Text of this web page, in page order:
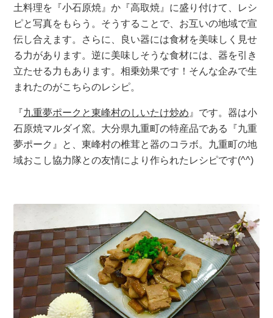
土料理を『小石原焼』か『高取焼』に盛り付けて、レシ
ピと写真をもらう。そうすることで、お互いの地域で宣
伝し合えます。さらに、良い器には食材を美味しく見せ
る力があります。逆に美味しそうな食材には、器を引き
立たせる力もあります。相乗効果です！そんな企みで生
まれたのがこちらのレシピ。
『九重夢ポークと東峰村のしいたけ炒め 』です。器は小
石原焼マルダイ窯。大分県九重町の特産品である『九重
夢ポーク』と、東峰村の椎茸と器のコラボ。九重町の地
域おこし協力隊との友情により作られたレシピです(^^)